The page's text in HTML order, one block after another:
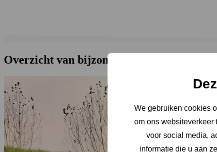
We gebruiken cookies
om ons websiteverkeer
voor social media,
informatie die u aan
Overzicht van bijzondere projecten